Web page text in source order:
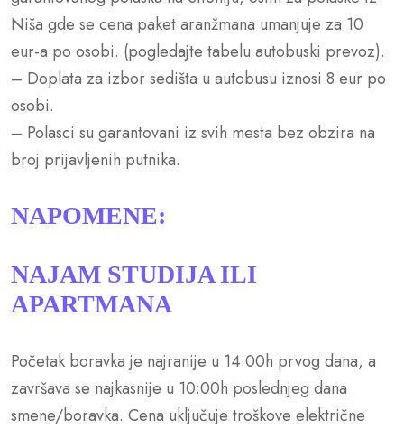
Niša gde se cena paket aranžmana umanjuje za 10
eur-a po osobi. (pogledajte tabelu autobuski prevoz).
– Doplata za izbor sedišta u autobusu iznosi 8 eur po
osobi.
– Polasci su garantovani iz svih mesta bez obzira na
broj prijavljenih putnika.
NAPOMENE:
NAJAM STUDIJA ILI
APARTMANA
Početak boravka je najranije u 14:00h prvog dana, a
završava se najkasnije u 10:00h poslednjeg dana
smene/boravka. Cena uključuje troškove električne